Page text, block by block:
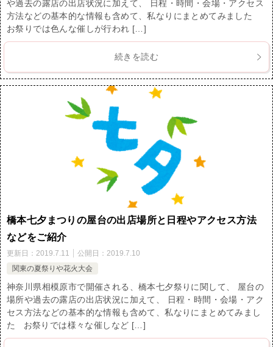
や過去の露店の出店状況に加えて、 日程・時間・会場・アクセス
方法などの基本的な情報も含めて、私なりにまとめてみました
お祭りでは色んな催しが行われ […]
続きを読む
橋本七夕まつりの屋台の出店場所と日程やアクセス方法
などをご紹介
更新日： 2019.7.11 公開日： 2019.7.10
関東の夏祭りや花火大会
神奈川県相模原市で開催される、橋本七夕祭りに関して、 屋台の
場所や過去の露店の出店状況に加えて、 日程・時間・会場・アク
セス方法などの基本的な情報も含めて、私なりにまとめてみまし
た お祭りでは様々な催しなど […]